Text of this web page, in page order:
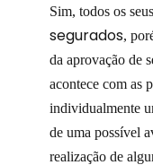
Sim, todos os seus
segurados,
da aprovação de
acontece com as
individualmente
de uma possível
realização de